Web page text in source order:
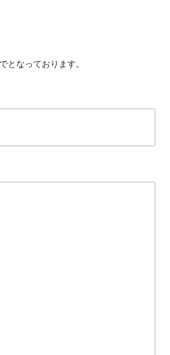
となっております。